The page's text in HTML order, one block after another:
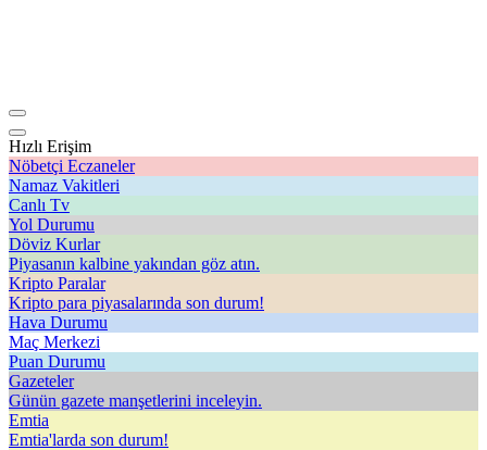
Hızlı Erişim
Nöbetçi Eczaneler
Namaz Vakitleri
Canlı Tv
Yol Durumu
Döviz Kurlar
Piyasanın kalbine yakından göz atın.
Kripto Paralar
Kripto para piyasalarında son durum!
Hava Durumu
Maç Merkezi
Puan Durumu
Gazeteler
Günün gazete manşetlerini inceleyin.
Emtia
Emtia'larda son durum!